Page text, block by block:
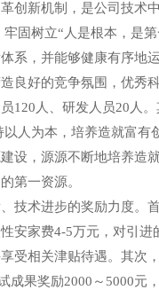
创新机制，是公司技术
固树立“人是根本，是
系，并能够健康有序地
良好的竞争氛围，优秀
120人、研发人员20人
人为本，培养造就富有
设，源源不断地培养造
第一资源。
技术进步的奖励力度。
安家费4-5万元，对引
受相关津贴待遇。其次
成果奖励2000～5000